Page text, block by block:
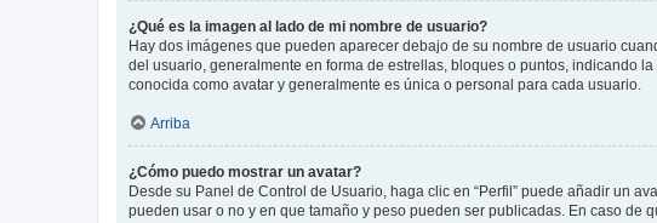
¿Qué es la imagen al lado de mi nombre de usuario?
Hay dos imágenes que pueden aparecer debajo de su nombre de usuario
del usuario, generalmente en forma de estrellas, bloques o puntos, indicando
conocida como avatar y generalmente es única o personal para cada usuario.
Arriba
¿Cómo puedo mostrar un avatar?
Desde su Panel de Control de Usuario, haga clic en “Perfil” puede añadir un
pueden usar o no y en que tamaño y peso pueden ser publicadas. En caso de